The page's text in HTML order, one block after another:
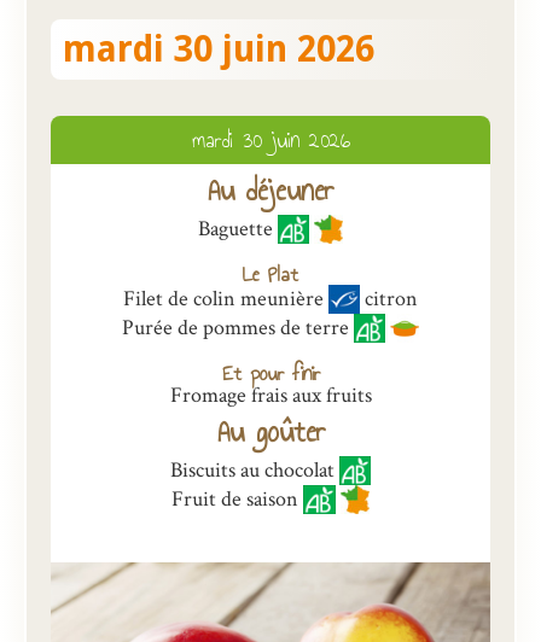
Evénements
Présentation
Inscriptions et tarifs
Qualité
Menus
Recrutement
Nous contacter
mardi 30 juin 2026
mardi 30 juin 2026
Au déjeuner
Baguette
Le Plat
Filet de colin meunière
citron
Purée de pommes de terre
Et pour finir
Fromage frais aux fruits
Au goûter
Biscuits au chocolat
Fruit de saison